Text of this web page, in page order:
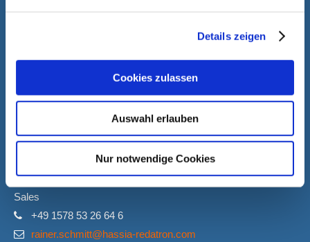
Details zeigen
Cookies zulassen
Auswahl erlauben
Nur notwendige Cookies
Sales
+49 1578 53 26 64 6
rainer.schmitt@hassia-redatron.com